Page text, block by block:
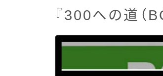
『300への道（